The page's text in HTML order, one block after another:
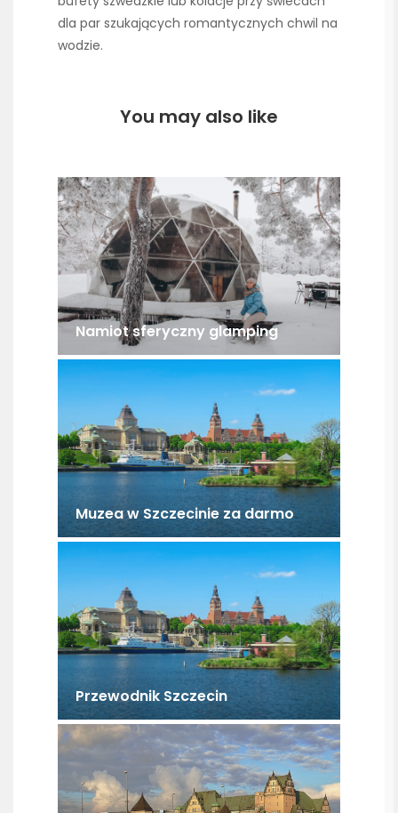
dla par szukających romantycznych chwil na
wodzie.
You may also like
Namiot sferyczny glamping
Muzea w Szczecinie za darmo
Przewodnik Szczecin